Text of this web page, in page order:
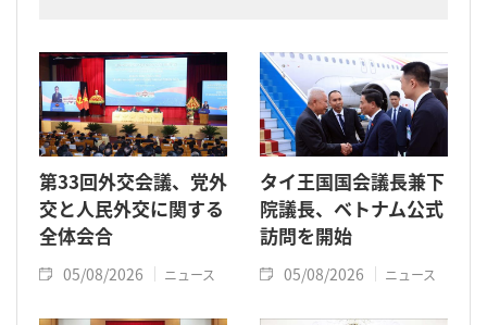
第33回外交会議、党外
交と人民外交に関する
全体会合
05/08/2026 ニュース
タイ王国国会議長兼下
院議長、ベトナム公式
訪問を開始
05/08/2026 ニュース